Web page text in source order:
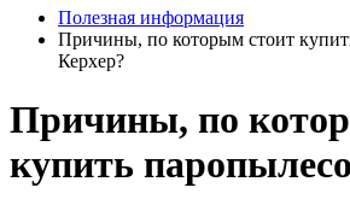
Полезная информация
Причины, по которым стоит
Керхер?
Причины, по
купить